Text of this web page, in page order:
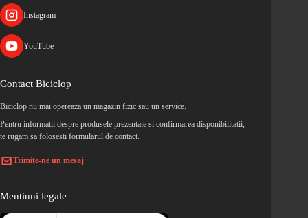
Instagram
YouTube
Contact Biciclop
Biciclop nu mai opereaza un magazin fizic sau un service.
Pentru informatii despre produsele prezentate si confirmarea disponibilitatii,
te rugam sa folosesti formularul de contact.
Trimite-ne un mesaj
Mentiuni legale